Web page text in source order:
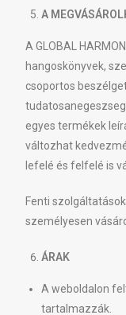
A
A GLOBAL
hangoskönyvek,
csoportos
egyes termékek
változhat
lefelé és felfelé is
Fenti
személyesen
ÁRAK
A weboldalon
tartalmazzák.